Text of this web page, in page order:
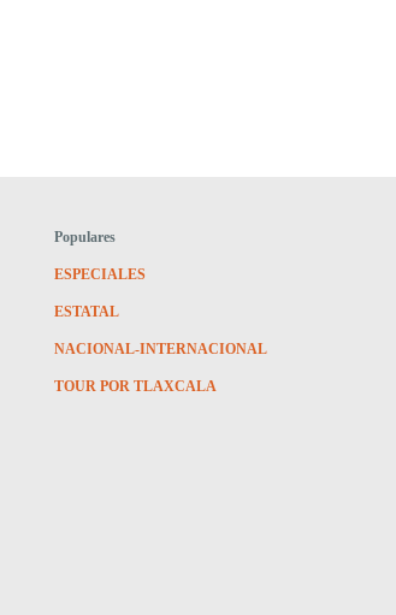
Populares
ESPECIALES
ESTATAL
NACIONAL-INTERNACIONAL
TOUR POR TLAXCALA